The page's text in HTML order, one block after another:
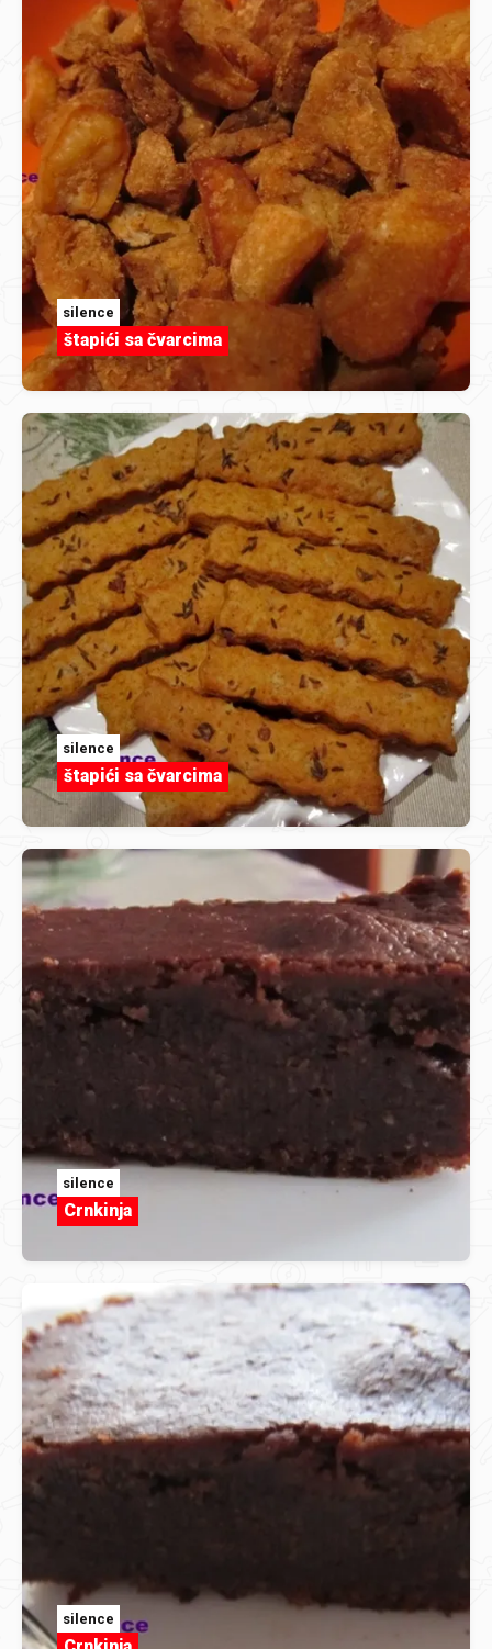
silence
štapići sa čvarcima
silence
štapići sa čvarcima
silence
Crnkinja
silence